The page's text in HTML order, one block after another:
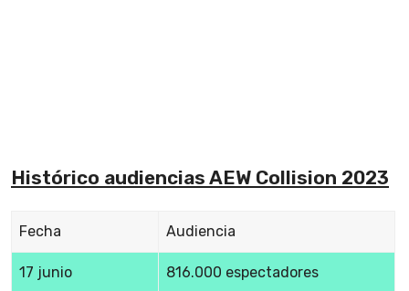
Histórico audiencias AEW Collision 2023
Fecha Audiencia
17 junio 816.000 espectadores